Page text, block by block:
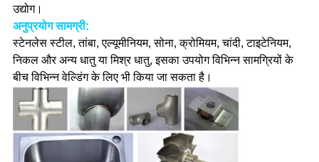
उद्योग।
अनुप्रयोग सामग्री:
स्टेनलेस स्टील, तांबा, एल्यूमीनियम, सोना, क्रोमियम, चांदी, टाइटेनियम,
निकल और अन्य धातु या मिश्र धातु, इसका उपयोग विभिन्न सामग्रियों के
बीच विभिन्न वेल्डिंग के लिए भी किया जा सकता है।